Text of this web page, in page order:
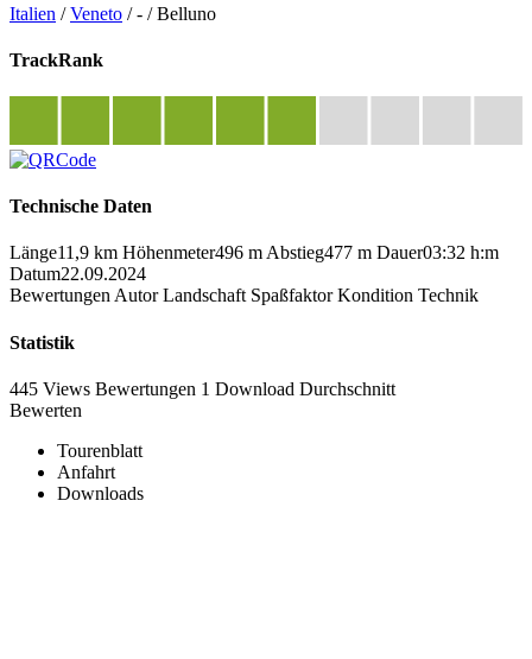
Italien /Veneto /- /Belluno
TrackRank
Technische Daten
Länge11,9 km Höhenmeter496 m Abstieg477 m Dauer03:32 h:m
Datum22.09.2024
Bewertungen Autor Landschaft Spaßfaktor Kondition Technik
Statistik
445 Views Bewertungen 1 Download Durchschnitt
Bewerten
Tourenblatt
Anfahrt
Downloads